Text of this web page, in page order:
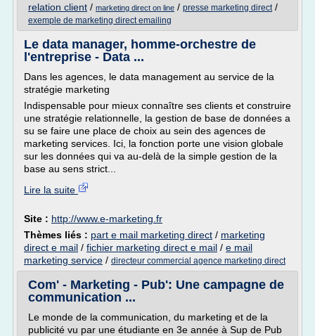
relation client / marketing direct on line / presse marketing direct/
exemple de marketing direct emailing
Le data manager, homme-orchestre de
l'entreprise - Data ...
Dans les agences, le data management au service de la
stratégie marketing
Indispensable pour mieux connaître ses clients et construire
une stratégie relationnelle, la gestion de base de données a
su se faire une place de choix au sein des agences de
marketing services. Ici, la fonction porte une vision globale
sur les données qui va au-delà de la simple gestion de la
base au sens strict...
Lire la suite
Site : http://www.e-marketing.fr
Thèmes liés : part e mail marketing direct / marketing
direct e mail / fichier marketing direct e mail / e mail
marketing service / directeur commercial agence marketing direct
Com' - Marketing - Pub': Une campagne de
communication ...
Le monde de la communication, du marketing et de la
publicité vu par une étudiante en 3e année à Sup de Pub